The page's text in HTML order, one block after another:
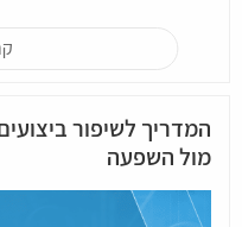
המדריך לשיפור
מול השפעה